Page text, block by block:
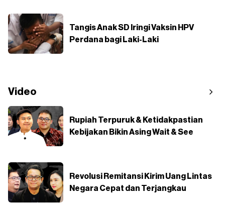
Tangis Anak SD Iringi Vaksin HPV
Perdana bagi Laki-Laki
Video
Rupiah Terpuruk & Ketidakpastian
Kebijakan Bikin Asing Wait & See
Revolusi Remitansi Kirim Uang Lintas
Negara Cepat dan Terjangkau